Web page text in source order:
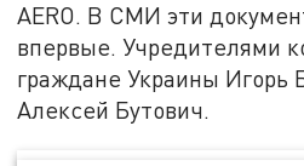
AERO. В СМИ эти
впервые. Учредителями
граждане Украины Игорь
Алексей Бутович.